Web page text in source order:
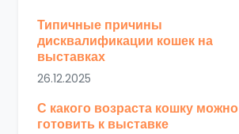
Типичные причины
дисквалификации кошек на
выставках
26.12.2025
С какого возраста кошку можно
готовить к выставке